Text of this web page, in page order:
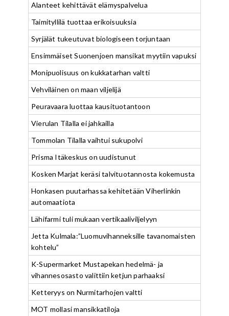
Alanteet kehittävät elämyspalvelua
Taimityllilä tuottaa erikoisuuksia
Syrjälät tukeutuvat biologiseen torjuntaan
Ensimmäiset Suonenjoen mansikat myytiin vapuksi
Monipuolisuus on kukkatarhan valtti
Vehviläinen on maan viljelijä
Peuravaara luottaa kausituotantoon
Vierulan Tilalla ei jahkailla
Tommolan Tilalla vaihtui sukupolvi
Prisma Itäkeskus on uudistunut
Kosken Marjat keräsi talvituotannosta kokemusta
Honkasen puutarhassa kehitetään Viherlinkin
automaatiota
Lähifarmi tuli mukaan vertikaaliviljelyyn
Jetta Kulmala:”Luomuvihanneksille tavanomaisten
kohtelu”
K-Supermarket Mustapekan hedelmä- ja
vihannesosasto valittiin ketjun parhaaksi
Ketteryys on Nurmitarhojen valtti
MOT mollasi mansikkatiloja